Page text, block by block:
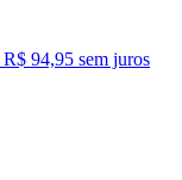
R$ 94,95 sem juros